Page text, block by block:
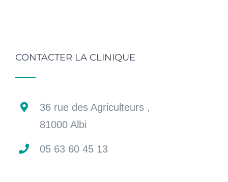
CONTACTER LA CLINIQUE
36 rue des Agriculteurs ,
81000 Albi
05 63 60 45 13